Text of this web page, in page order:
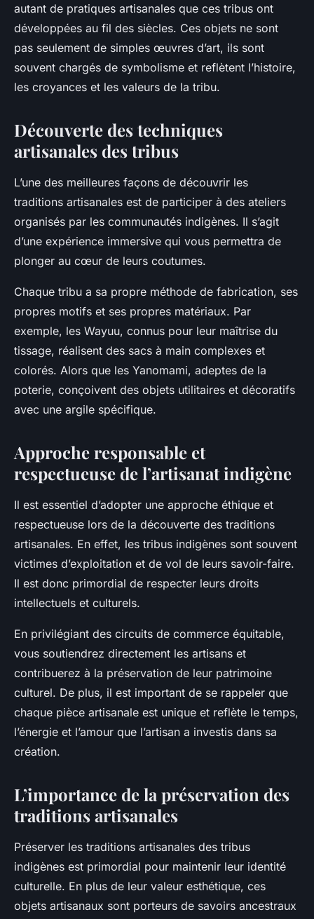
autant de pratiques artisanales que ces tribus ont
développées au fil des siècles. Ces objets ne sont
pas seulement de simples œuvres d’art, ils sont
souvent chargés de symbolisme et reflètent l’histoire,
les croyances et les valeurs de la tribu.
Découverte des techniques
artisanales des tribus
L’une des meilleures façons de découvrir les
traditions artisanales est de participer à des ateliers
organisés par les communautés indigènes. Il s’agit
d’une expérience immersive qui vous permettra de
plonger au cœur de leurs coutumes.
Chaque tribu a sa propre méthode de fabrication, ses
propres motifs et ses propres matériaux. Par
exemple, les Wayuu, connus pour leur maîtrise du
tissage, réalisent des sacs à main complexes et
colorés. Alors que les Yanomami, adeptes de la
poterie, conçoivent des objets utilitaires et décoratifs
avec une argile spécifique.
Approche responsable et
respectueuse de l’artisanat indigène
Il est essentiel d’adopter une approche éthique et
respectueuse lors de la découverte des traditions
artisanales. En effet, les tribus indigènes sont souvent
victimes d’exploitation et de vol de leurs savoir-faire.
Il est donc primordial de respecter leurs droits
intellectuels et culturels.
En privilégiant des circuits de commerce équitable,
vous soutiendrez directement les artisans et
contribuerez à la préservation de leur patrimoine
culturel. De plus, il est important de se rappeler que
chaque pièce artisanale est unique et reflète le temps,
l’énergie et l’amour que l’artisan a investis dans sa
création.
L’importance de la préservation des
traditions artisanales
Préserver les traditions artisanales des tribus
indigènes est primordial pour maintenir leur identité
culturelle. En plus de leur valeur esthétique, ces
objets artisanaux sont porteurs de savoirs ancestraux